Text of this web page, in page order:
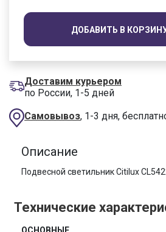
ДОБАВИТЬ В
Доставим курьером
по России, 1-5 дней
Самовывоз, 1-3 дня,
Описание
Подвесной светильник Citilux
Технические